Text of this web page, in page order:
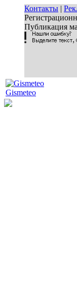
Контакты |
Публикация
Gismeteo